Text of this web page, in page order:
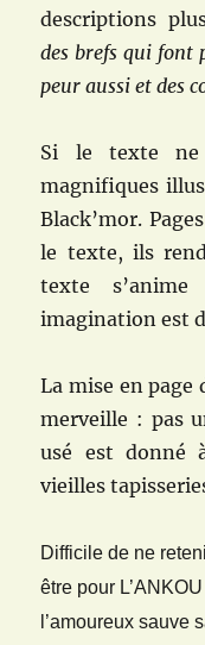
descriptions
des brefs qui font
peur aussi et des
Si le texte
magnifiques
Black’mor.
le texte, ils
texte
imagination est
La mise en page
merveille : pas
usé est donné
vieilles
Difficile de ne
être pour
l’amoureux sauve